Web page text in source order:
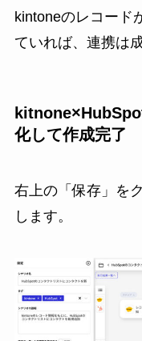
kintoneのレコード
ていれば、連携は
化して作成完了
右上の「保存」を
します。